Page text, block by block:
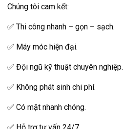
Chúng tôi cam kết:
✅ Thi công nhanh – gọn – sạch.
✅ Máy móc hiện đại.
✅ Đội ngũ kỹ thuật chuyên nghiệp.
✅ Không phát sinh chi phí.
✅ Có mặt nhanh chóng.
✅ Hỗ trợ tư vấn 24/7.